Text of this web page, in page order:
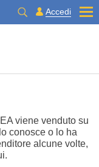
Accedi
viene venduto su
conosce o lo ha
alcune volte,